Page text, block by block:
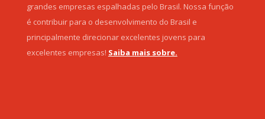
grandes empresas espalhadas pelo Brasil. Nossa função
é contribuir para o desenvolvimento do Brasil e
principalmente direcionar excelentes jovens para
excelentes empresas! Saiba mais sobre.